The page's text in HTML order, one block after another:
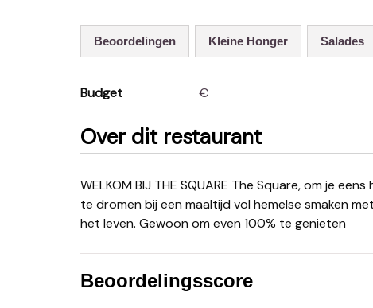
Beoordelingen Kleine Honger Salades
Budget €
Over dit restaurant
WELKOM BIJ THE SQUARE The Square, om je eens heerlijk culinair te laten verwennen. Om eventjes weg
te dromen bij een maaltijd vol hemelse smaken
het leven. Gewoon om even 100% te genieten
Beoordelingsscore